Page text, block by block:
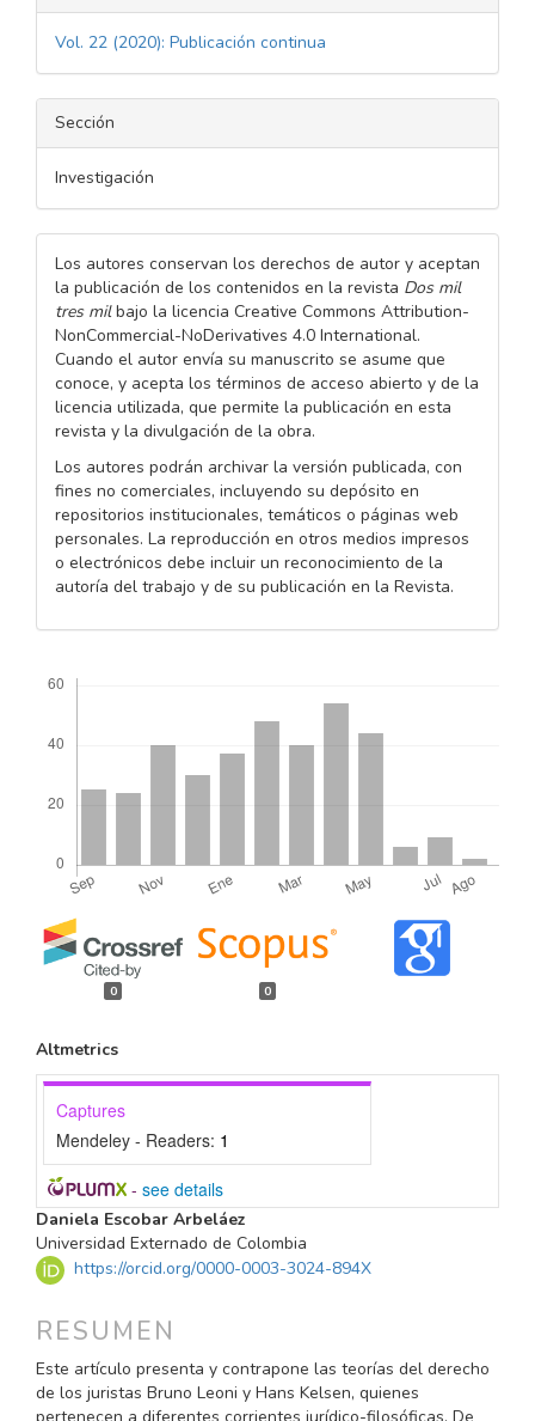
Vol. 22 (2020): Publicación continua
Sección
Investigación
Los autores conservan los derechos de autor y aceptan
la publicación de los contenidos en la revista Dos mil
tres milbajo la licencia Creative Commons Attribution-
NonCommercial-NoDerivatives 4.0 International.
Cuando el autor envía su manuscrito se asume que
conoce, y acepta los términos de acceso abierto y de la
licencia utilizada, que permite la publicación en esta
revista y la divulgación de la obra.
Los autores podrán archivar la versión publicada, con
fines no comerciales, incluyendo su depósito en
repositorios institucionales, temáticos o páginas web
personales. La reproducción en otros medios impresos
o electrónicos debe incluir un reconocimiento de la
autoría del trabajo y de su publicación en la Revista.
0 0
Altmetrics
Captures
Mendeley - Readers: 1
- see details
CONTENIDO
PRINCIPAL
DEL
Daniela Escobar Arbeláez
Universidad Externado de Colombia
https://orcid.org/0000-0003-3024-894X
RESUMEN
Este artículo presenta y contrapone las teorías del dere­cho
de los juristas Bruno Leoni y Hans Kelsen, quienes